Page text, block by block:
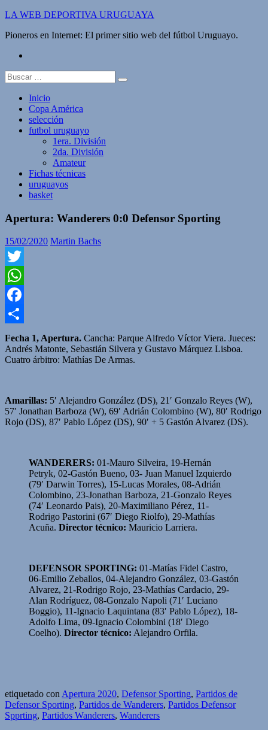
Saltar
contenido
LA WEB DEPORTIVA URUGUAYA
Pioneros en Internet: El primer sitio web del fútbol Uruguayo.
Buscar:
Inicio
Copa América
selección
futbol uruguayo
1era. División
2da. División
Amateur
Fichas técnicas
uruguayos
basket
Apertura: Wanderers 0:0 Defensor Sporting
15/02/2020 Martin Bachs
Twitter
WhatsApp
Facebook
Compartir
Fecha 1, Apertura. Cancha: Parque Alfredo Víctor Viera. Jueces:
Andrés Matonte, Sebastián Silvera y Gustavo Márquez Lisboa.
Cuatro árbitro: Mathías De Armas.
Amarillas: 5′ Alejandro González (DS), 21′ Gonzalo Reyes (W),
57′ Jonathan Barboza (W), 69′ Adrián Colombino (W), 80′ Rodrigo
Rojo (DS), 87′ Pablo López (DS), 90′ + 5 Gastón Alvarez (DS).
WANDERERS: 01-Mauro Silveira, 19-Hernán
Petryk, 02-Gastón Bueno, 03- Juan Manuel Izquierdo
(79′ Darwin Torres), 15-Lucas Morales, 08-Adrián
Colombino, 23-Jonathan Barboza, 21-Gonzalo Reyes
(74′ Leonardo Pais), 20-Maximiliano Pérez, 11-
Rodrigo Pastorini (67′ Diego Riolfo), 29-Mathías
Acuña. Director técnico: Mauricio Larriera.
DEFENSOR SPORTING: 01-Matías Fidel Castro,
06-Emilio Zeballos, 04-Alejandro González, 03-Gastón
Alvarez, 21-Rodrigo Rojo, 23-Mathías Cardacio, 29-
Alan Rodríguez, 08-Gonzalo Napoli (71′ Luciano
Boggio), 11-Ignacio Laquintana (83′ Pablo López), 18-
Adolfo Lima, 09-Ignacio Colombini (18′ Diego
Coelho). Director técnico: Alejandro Orfila.
etiquetado conApertura 2020, Defensor Sporting, Partidos de
Defensor Sporting, Partidos de Wanderers, Partidos Defensor
Spprting, Partidos Wanderers, Wanderers